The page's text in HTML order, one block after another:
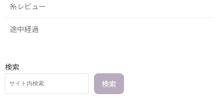
糸レビュー
途中経過
検索
検索